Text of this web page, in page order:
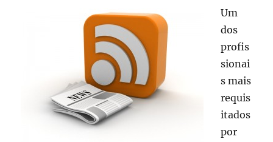
Um
dos
profis
sionai
s mais
requis
itados
por